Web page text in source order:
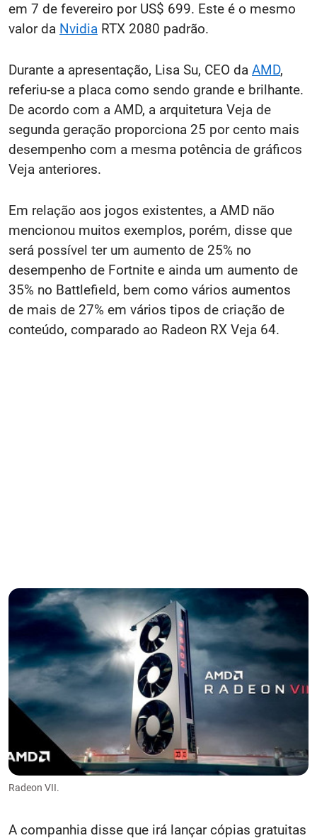
em 7 de fevereiro por US$ 699. Este é o mesmo
valor da Nvidia RTX 2080 padrão.
Durante a apresentação, Lisa Su, CEO da AMD,
referiu-se a placa como sendo grande e brilhante.
De acordo com a AMD, a arquitetura Veja de
segunda geração proporciona 25 por cento mais
desempenho com a mesma potência de gráficos
Veja anteriores.
Em relação aos jogos existentes, a AMD não
mencionou muitos exemplos, porém, disse que
será possível ter um aumento de 25% no
desempenho de Fortnite e ainda um aumento de
35% no Battlefield, bem como vários aumentos
de mais de 27% em vários tipos de criação de
conteúdo, comparado ao Radeon RX Veja 64.
Radeon VII.
A companhia disse que irá lançar cópias gratuitas